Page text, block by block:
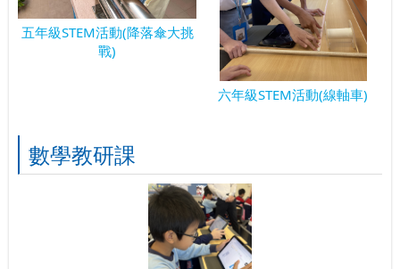
五年級STEM活動(降落傘大挑
戰)
六年級STEM活動(線軸車)
數學教研課